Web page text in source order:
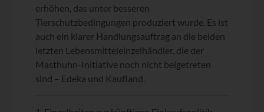
erhöhen, das unter besseren
Tierschutzbedingungen produziert wurde. Es ist
auch ein klarer Handlungsauftrag an die beiden
letzten Lebensmitteleinzelhändler, die der
Masthuhn-Initiative noch nicht beigetreten
sind – Edeka und Kaufland.